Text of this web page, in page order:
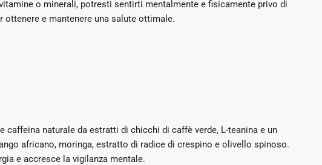
o minerali, potresti sentirti mentalmente e fisicamente privo di
e mantenere una salute ottimale.
caffeina naturale da estratti di chicchi di caffè verde, L-teanina e un
africano, moringa, estratto di radice di crespino e olivello spinoso.
e accresce la vigilanza mentale.